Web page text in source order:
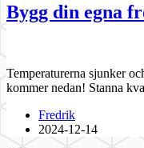
Bygg din egna
Temperaturerna sjunker
kommer nedan! Stanna
Fredrik
2024-12-14